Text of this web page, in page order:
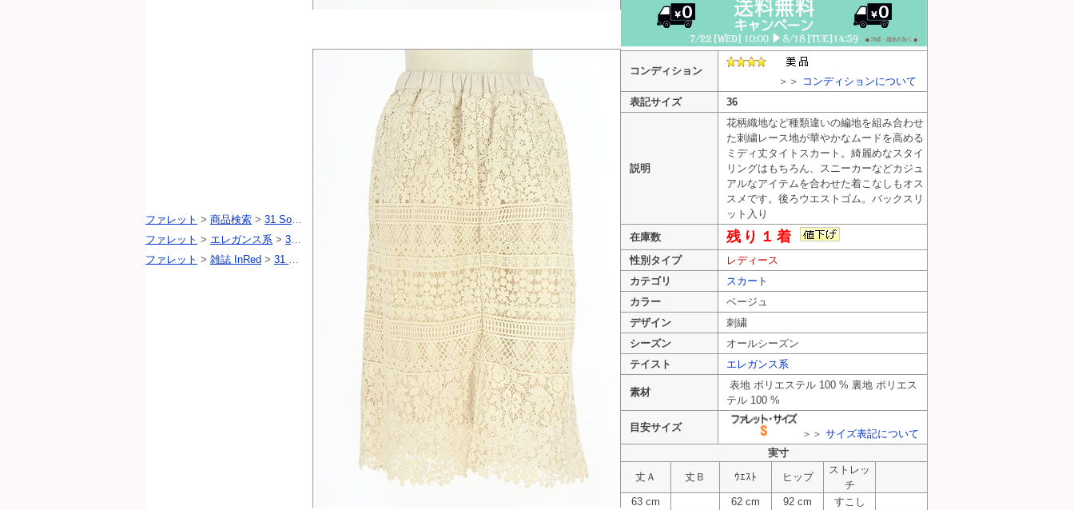
コンディション
＞＞ コンディションについて
表記サイズ
36
説明
花柄織地など種類違いの編地を組み合わせ
た刺繍レース地が華やかなムードを高める
ミディ丈タイトスカート。綺麗めなスタイ
リングはもちろん、スニーカーなどカジュ
アルなアイテムを合わせた着こなしもオス
スメです。後ろウエストゴム。バックスリ
ット入り
在庫数
残り１着
性別タイプ
レディース
カテゴリ
スカート
カラー
ベージュ
デザイン
刺繍
シーズン
オールシーズン
テイスト
エレガンス系
素材
表地 ポリエステル 100 % 裏地 ポリエス
テル 100 %
目安サイズ
＞＞ サイズ表記について
実寸
丈Ａ
丈Ｂ ｳｴｽﾄ ヒップ
ストレッ
チ
63 cm
62 cm 92 cm すこし
ファレット > 商品検索 > 31 Sons de mode（トランテアン ソン ドゥ モード） >31 Sons de mode（トランテアン ソン ドゥ モード） PR10333284
ファレット > エレガンス系 > 31 Sons de mode（トランテアン ソン ドゥ モード） >31 Sons de mode（トランテアン ソン ドゥ モード） PR10333284
ファレット > 雑誌 InRed > 31 Sons de mode（トランテアン ソン ドゥ モード） >31 Sons de mode（トランテアン ソン ドゥ モード） PR10333284